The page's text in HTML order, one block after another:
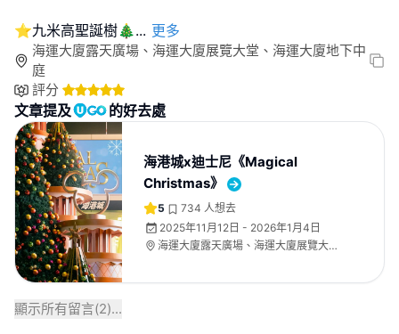
⭐️九米高聖誕樹🎄... 更多
海運大廈露天廣場、海運大廈展覽大堂、海運大廈地下中
庭
評分
文章提及 的好去處
海港城x迪士尼《Magical
Christmas》
5 734 人想去
2025年11月12日 - 2026年1月4日
海運大廈露天廣場、海運大廈展覽大
顯示所有留言(2)...